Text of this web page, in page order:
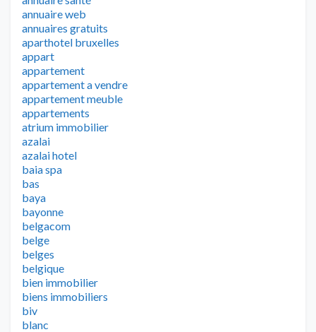
annuaire web
annuaires gratuits
aparthotel bruxelles
appart
appartement
appartement a vendre
appartement meuble
appartements
atrium immobilier
azalai
azalai hotel
baia spa
bas
baya
bayonne
belgacom
belge
belges
belgique
bien immobilier
biens immobiliers
biv
blanc